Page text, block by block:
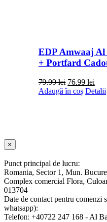
EDP Amwaaj Al
+ Portfard
79.99lei Prețul
inițial
76.99 lei
Adaugă în coș Detalii
Close
product
view
×
Punct principal de lucru:
Romania, Sector 1, Mun.
Complex comercial Flora,
013704
Date de contact pentru comenzi
whatsapp):
Telefon: +40722 247 168 - Al